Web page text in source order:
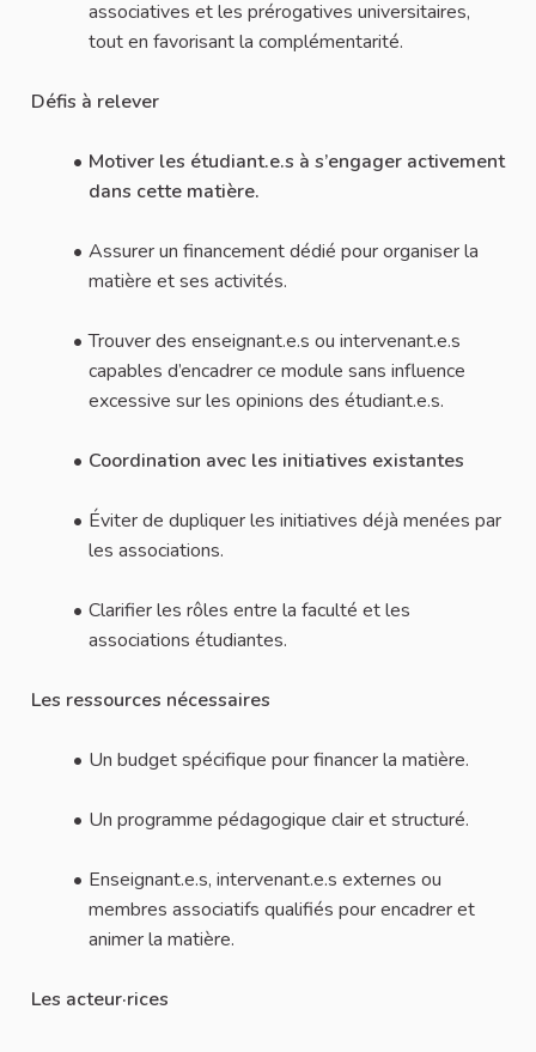
associatives et les prérogatives universitaires,
tout en favorisant la complémentarité.
Défis à relever
Motiver les étudiant.e.s à s’engager activement
dans cette matière.
Assurer un financement dédié pour organiser la
matière et ses activités.
Trouver des enseignant.e.s ou intervenant.e.s
capables d’encadrer ce module sans influence
excessive sur les opinions des étudiant.e.s.
Coordination avec les initiatives existantes
Éviter de dupliquer les initiatives déjà menées par
les associations.
Clarifier les rôles entre la faculté et les
associations étudiantes.
Les ressources nécessaires
Un budget spécifique pour financer la matière.
Un programme pédagogique clair et structuré.
Enseignant.e.s, intervenant.e.s externes ou
membres associatifs qualifiés pour encadrer et
animer la matière.
Les acteur·rices